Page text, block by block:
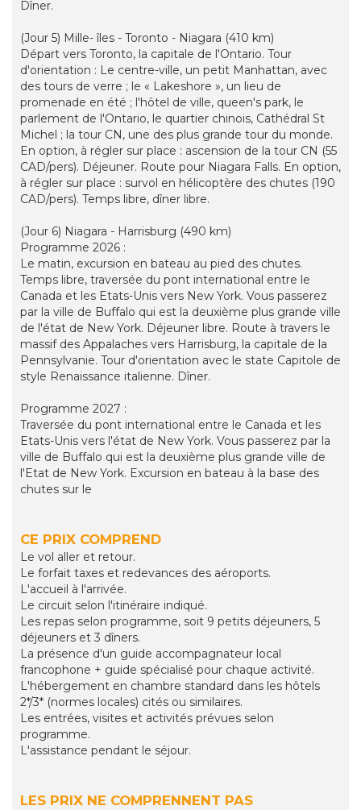
Dîner.
(Jour 5) Mille- îles - Toronto - Niagara (410 km)
Départ vers Toronto, la capitale de l'Ontario. Tour
d'orientation : Le centre-ville, un petit Manhattan, avec
des tours de verre ; le « Lakeshore », un lieu de
promenade en été ; l'hôtel de ville, queen's park, le
parlement de l'Ontario, le quartier chinois, Cathédral St
Michel ; la tour CN, une des plus grande tour du monde.
En option, à régler sur place : ascension de la tour CN (55
CAD/pers). Déjeuner. Route pour Niagara Falls. En option,
à régler sur place : survol en hélicoptère des chutes (190
CAD/pers). Temps libre, dîner libre.
(Jour 6) Niagara - Harrisburg (490 km)
Programme 2026 :
Le matin, excursion en bateau au pied des chutes.
Temps libre, traversée du pont international entre le
Canada et les Etats-Unis vers New York. Vous passerez
par la ville de Buffalo qui est la deuxième plus grande ville
de l'état de New York. Déjeuner libre. Route à travers le
massif des Appalaches vers Harrisburg, la capitale de la
Pennsylvanie. Tour d'orientation avec le state Capitole de
style Renaissance italienne. Dîner.
Programme 2027 :
Traversée du pont international entre le Canada et les
Etats-Unis vers l'état de New York. Vous passerez par la
ville de Buffalo qui est la deuxième plus grande ville de
l'Etat de New York. Excursion en bateau à la base des
chutes sur le
CE PRIX COMPREND
Le vol aller et retour.
Le forfait taxes et redevances des aéroports.
L'accueil à l'arrivée.
Le circuit selon l'itinéraire indiqué.
Les repas selon programme, soit 9 petits déjeuners, 5
déjeuners et 3 dîners.
La présence d'un guide accompagnateur local
francophone + guide spécialisé pour chaque activité.
L'hébergement en chambre standard dans les hôtels
2*/3* (normes locales) cités ou similaires.
Les entrées, visites et activités prévues selon
programme.
L'assistance pendant le séjour.
LES PRIX NE COMPRENNENT PAS